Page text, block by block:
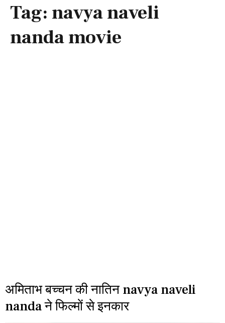
Tag: navya naveli
nanda movie
अमिताभ बच्चन की नातिन navya naveli
nanda ने फिल्मों से इनकार